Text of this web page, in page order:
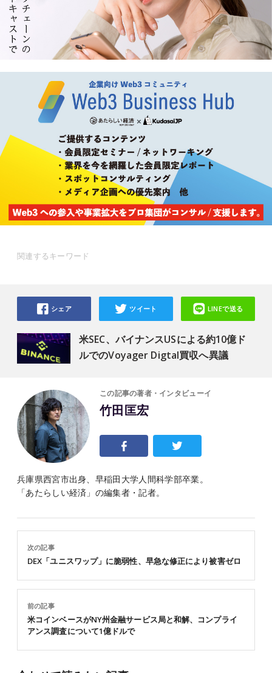
関連するキーワード
米SEC、バイナンスUSによる約10億ド
ルでのVoyager Digtal買収へ異議
シェア ツイート LINEで送る
この記事の著者・インタビューイ
竹田匡宏
兵庫県西宮市出身、早稲田大学人間科学部卒業。
「あたらしい経済」の編集者・記者。
前の記事
米コインベースがNY州金融サービス局と和解、コンプライ
アンス調査について1億ドルで
次の記事
DEX「ユニスワップ」に脆弱性、早急な修正により被害ゼロ